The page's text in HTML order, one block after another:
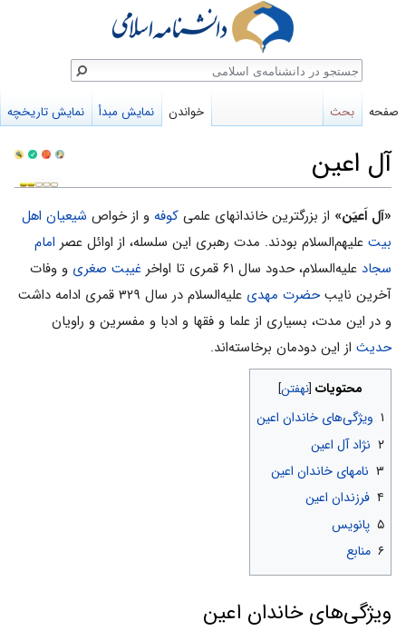
آل اعین
پرش
به
ناوبری
پرش
به
جستجو
«آل اَعیَن» از بزرگترین خاندانهای علمی کوفه و از خواص شیعیان اهل
بیت علیهم‌السلام بودند. مدت رهبری این سلسله، از اوائل عصر امام
سجاد علیه‌السلام، حدود سال ۶۱ قمری تا اواخر غیبت صغری و وفات
آخرین نایبحضرت مهدی
علیه‌السلام در سال ۳۲۹ قمری ادامه داشت
و در این مدت، بسیاری از علما و فقها و ادبا و مفسرین و راویان
حدیث از این دودمان برخاسته‌اند.
محتویات
۱ ویژگی‌های خاندان اعین
۲ نژاد آل اعین
۳ نامهای خاندان اعین
۴ فرزندان اعین
۵ پانویس
۶ منابع
ویژگی‌های خاندان اعین
صفحه بحث خواندن نمایش مبدأ نمایش تاریخچه
جستجو